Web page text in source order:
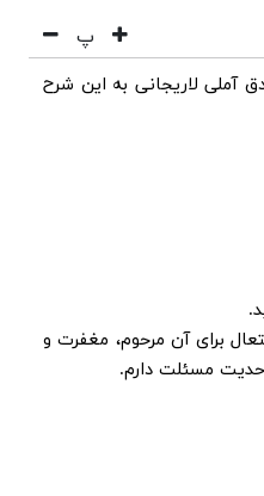
پ
آملی لاریجانی به این شرح
برای آن مرحوم، مغفرت و
مسئلت دارم.